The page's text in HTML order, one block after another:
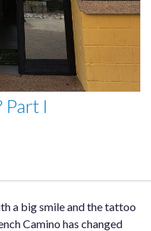
I
a big smile and the tattoo
Camino has changed